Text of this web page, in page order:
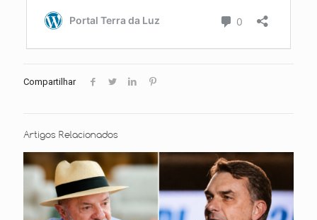
Compartilhar
Artigos Relacionados